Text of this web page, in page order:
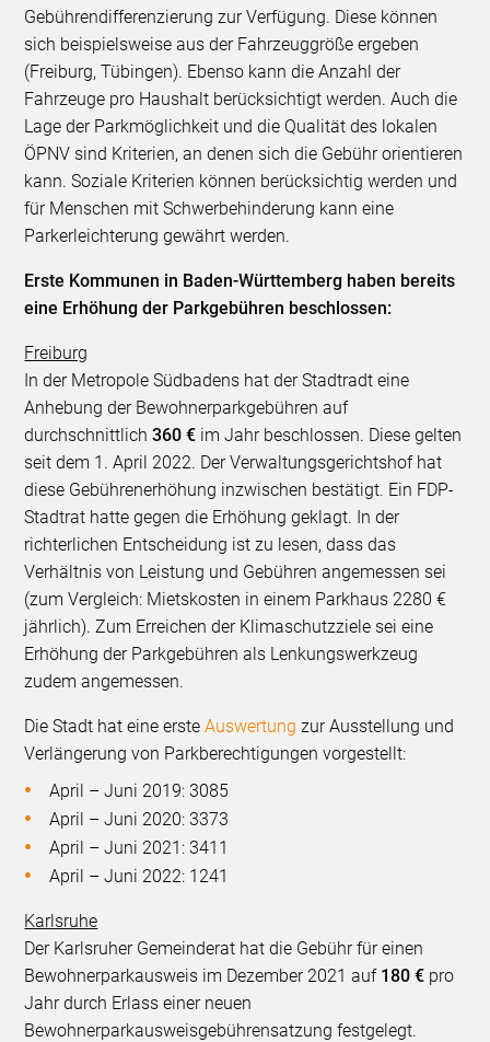
Gebührendifferenzierung zur Verfügung. Diese können
sich beispielsweise aus der Fahrzeuggröße ergeben
(Freiburg, Tübingen). Ebenso kann die Anzahl der
Fahrzeuge pro Haushalt berücksichtigt werden. Auch die
Lage der Parkmöglichkeit und die Qualität des lokalen
ÖPNV sind Kriterien, an denen sich die Gebühr orientieren
kann. Soziale Kriterien können berücksichtig werden und
für Menschen mit Schwerbehinderung kann eine
Parkerleichterung gewährt werden.
Erste Kommunen in Baden-Württemberg haben bereits
eine Erhöhung der Parkgebühren beschlossen:
Freiburg
In der Metropole Südbadens hat der Stadtradt eine
Anhebung der Bewohnerparkgebühren auf
durchschnittlich360 € im Jahr beschlossen. Diese gelten
seit dem 1. April 2022. Der Verwaltungsgerichtshof hat
diese Gebührenerhöhung inzwischen bestätigt. Ein FDP-
Stadtrat hatte gegen die Erhöhung geklagt. In der
richterlichen Entscheidung ist zu lesen, dass das
Verhältnis von Leistung und Gebühren angemessen sei
(zum Vergleich: Mietskosten in einem Parkhaus 2280 €
jährlich). Zum Erreichen der Klimaschutzziele sei eine
Erhöhung der Parkgebühren als Lenkungswerkzeug
zudem angemessen.
Die Stadt hat eine ersteAuswertung zur Ausstellung und
Verlängerung von Parkberechtigungen vorgestellt:
April – Juni 2019: 3085
April – Juni 2020: 3373
April – Juni 2021: 3411
April – Juni 2022: 1241
Karlsruhe
Der Karlsruher Gemeinderat hat die Gebühr für einen
Bewohnerparkausweis im Dezember 2021 auf 180 € pro
Jahr durch Erlass einer neuen
Bewohnerparkausweisgebührensatzung festgelegt.